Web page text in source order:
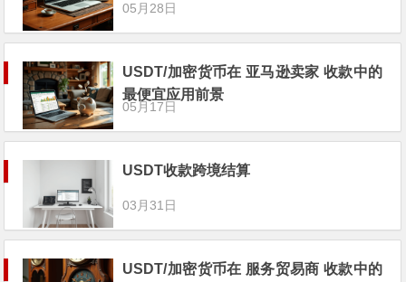
05月28日
USDT/加密货币在 亚马逊卖家 收款中的
最便宜应用前景
05月17日
USDT收款跨境结算
03月31日
USDT/加密货币在 服务贸易商 收款中的